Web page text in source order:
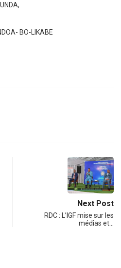
BO-LIKABE
Next Post
RDC : L’IGF mise sur les
médias et…